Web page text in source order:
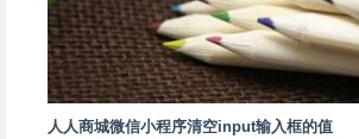
人人商城微信小程序清空input输入框的值